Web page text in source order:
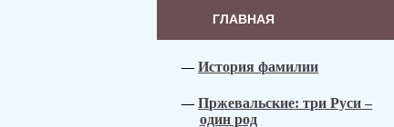
ГЛАВНАЯ
История фамилии
Пржевальские: три Руси –
один род